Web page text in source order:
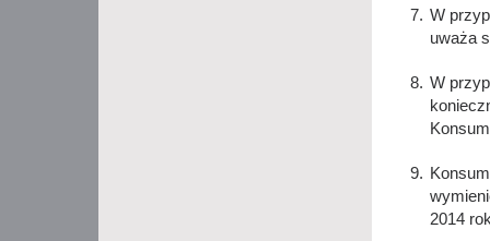
W
uważa
W
2014